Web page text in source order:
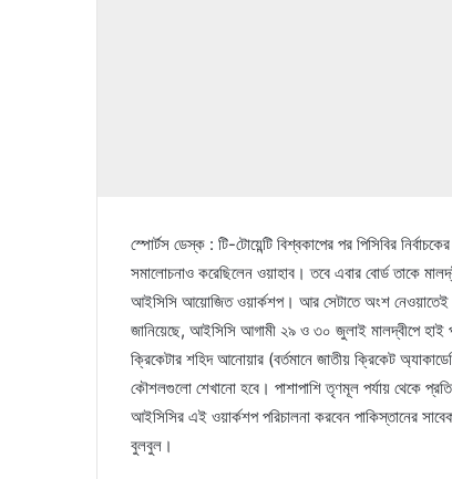
স্পোর্টস ডেস্ক : টি-টোয়েন্টি বিশ্বকাপের পর পিসিবির
সমালোচনাও করেছিলেন ওয়াহাব। তবে এবার বোর্ড তাকে
আইসিসি আয়োজিত ওয়ার্কশপ। আর সেটাতে অংশ নেওয়াতেই
জানিয়েছে, আইসিসি আগামী ২৯ ও ৩০ জুলাই মালদ্বীপে হাই
ক্রিকেটার শহিদ আনোয়ার (বর্তমানে জাতীয় ক্রিকেট
কৌশলগুলো শেখানো হবে। পাশাপাশি তৃণমূল পর্যায় থেকে
আইসিসির এই ওয়ার্কশপ পরিচালনা করবেন পাকিস্তানের
বুলবুল।